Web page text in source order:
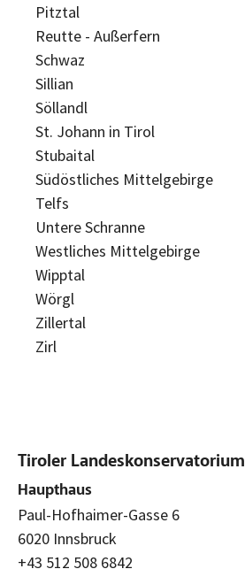
Pitztal
Reutte - Außerfern
Schwaz
Sillian
Söllandl
St. Johann in Tirol
Stubaital
Südöstliches Mittelgebirge
Telfs
Untere Schranne
Westliches Mittelgebirge
Wipptal
Wörgl
Zillertal
Zirl
Tiroler Landeskonservatorium
Haupthaus
Paul-Hofhaimer-Gasse 6
6020 Innsbruck
+43 512 508 6842